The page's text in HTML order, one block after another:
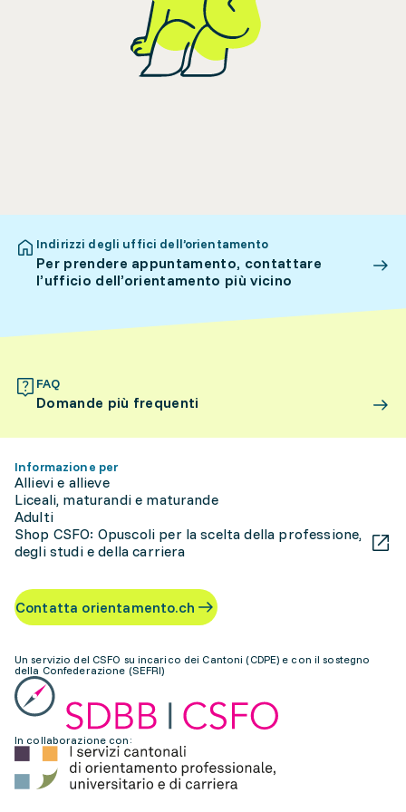
Indirizzi degli uffici dell’orientamento
Per prendere appuntamento, contattare
l’ufficio dell’orientamento più vicino
FAQ
Domande più frequenti
Informazione per
Allievi e allieve
Liceali, maturandi e maturande
Adulti
Shop CSFO: Opuscoli per la scelta della professione,
degli studi e della carriera
Contatta orientamento.ch
Un servizio del CSFO su incarico dei Cantoni (CDPE) e con il sostegno
della Confederazione (SEFRI)
In collaborazione con: